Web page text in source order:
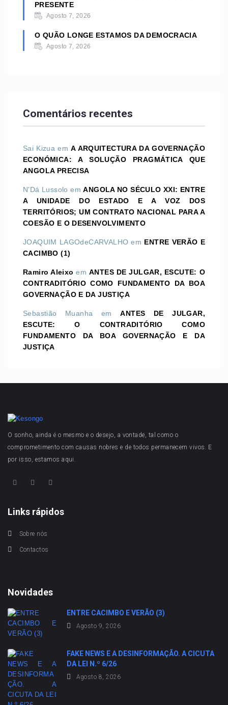
PRESENTE
Agosto 7, 2026
O QUÃO LONGE ESTAMOS DA DEMOCRACIA
Agosto 7, 2026
Comentários recentes
Sai Kizua emA ARQUITECTURA DA GOVERNAÇÃO
ECONÓMICA: A SOLUÇÃO PRAGMÁTICA QUE
ANGOLA PRECISA
N'Dá Lussolo emANGOLA NO SÉCULO XXI: ENTRE
A UNIDADE DO ESTADO E A VOZ DOS
TERRITÓRIOS; UM CONTRATO NACIONAL PARA A
COESÃO E O DESENVOLVIMENTO
JOAQUIM LAGOdeCARVALHO em ENTRE VERÃO E
CACIMBO (1)
Ramiro Aleixo emANTES DE JULGAR, ESCUTE: O
CONTRADITÓRIO COMO FUNDAMENTO DA BOA
GOVERNAÇÃO E DA JUSTIÇA
Sebastião Muanha emANTES DE JULGAR,
ESCUTE: O CONTRADITÓRIO COMO
FUNDAMENTO DA BOA GOVERNAÇÃO E DA
JUSTIÇA
O sonho, ainda é o mesmo e o desejo, a vontade, tal como o
comprometimento com causas nobres e de todos permanecem vivos. E
por isso, estamos aqui.
Links rápidos
Sobre nós
Contactos
Novidades
ENTRE CACIMBO E VERÃO (3)
Agosto 9, 2026
FAKE NEWS E A DESINFORMAÇÃO. A CICUTA
DA LEI N.º 6/26
Agosto 8, 2026